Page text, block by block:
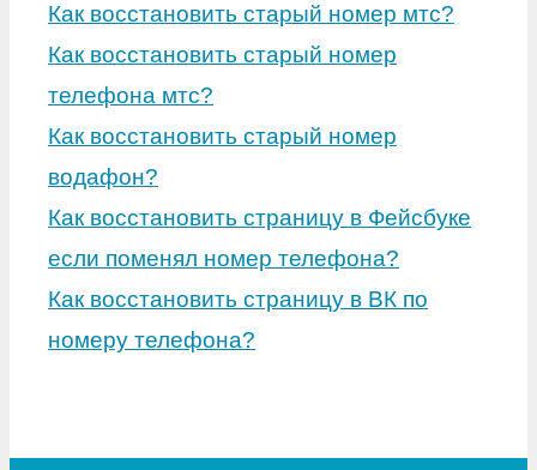
Как восстановить старый номер мтс?
Как восстановить старый номер
телефона мтс?
Как восстановить старый номер
водафон?
Как восстановить страницу в Фейсбуке
если поменял номер телефона?
Как восстановить страницу в ВК по
номеру телефона?